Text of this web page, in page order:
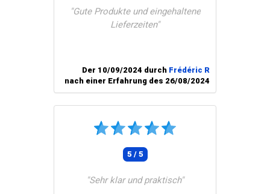
"Gute Produkte und eingehaltene
Lieferzeiten"
Der 10/09/2024 durch Frédéric R
nach einer Erfahrung des 26/08/2024
5 / 5
"Sehr klar und praktisch"